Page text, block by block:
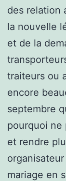
des relation
la nouvelle
et de la
traiteurs ou
encore
septembre
pourquoi ne
et rendre
mariage en